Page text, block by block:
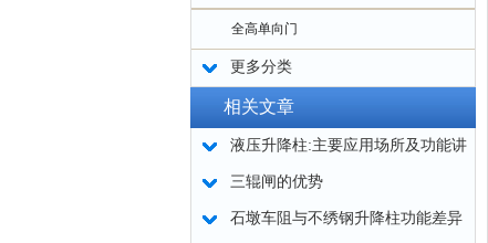
全高单向门
更多分类
相关文章
液压升降柱:主要应用场所及功能讲
解
三辊闸的优势
石墩车阻与不绣钢升降柱功能差异